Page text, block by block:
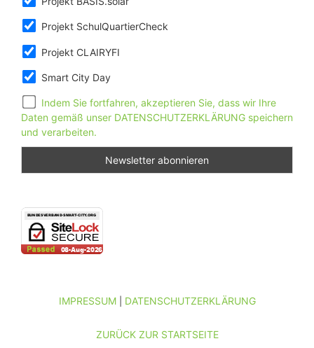
Projekt SchulQuartierCheck
Projekt CLAIRYFI
Smart City Day
Indem Sie fortfahren, akzeptieren Sie, dass wir Ihre
Daten gemäß unser DATENSCHUTZERKLÄRUNG speichern
und verarbeiten.
IMPRESSUM| DATENSCHUTZERKLÄRUNG
ZURÜCK ZUR STARTSEITE